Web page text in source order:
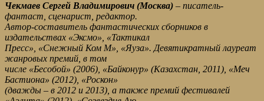
Чекмаев Сергей Владимирович (Москва) – писатель-
фантаст, сценарист, редактор.
Автор-составитель фантастических сборников в
издательствах «Эксмо», «Тактикал
Пресс», «Снежный Ком М», «Яуза». Девятикратный лауреат
жанровых премий, в том
числе «Бесобой» (2006), «Байконур» (Казахстан, 2011), «Меч
Бастиона» (2012), «Роскон»
(дважды – в 2012 и 2013), а также премий фестивалей